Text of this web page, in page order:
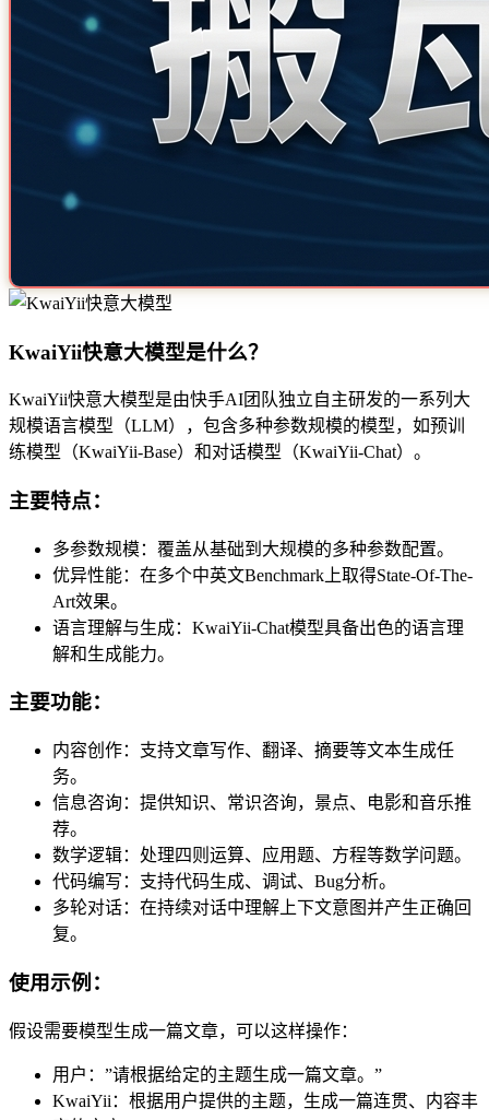
KwaiYii快意大模型是什么？
KwaiYii快意大模型是由快手AI团队独立自主研发的一系列大
规模语言模型（LLM），包含多种参数规模的模型，如预训
练模型（KwaiYii-Base）和对话模型（KwaiYii-Chat）。
主要特点：
多参数规模：覆盖从基础到大规模的多种参数配置。
优异性能：在多个中英文Benchmark上取得State-Of-The-
Art效果。
语言理解与生成：KwaiYii-Chat模型具备出色的语言理
解和生成能力。
主要功能：
内容创作：支持文章写作、翻译、摘要等文本生成任
务。
信息咨询：提供知识、常识咨询，景点、电影和音乐推
荐。
数学逻辑：处理四则运算、应用题、方程等数学问题。
代码编写：支持代码生成、调试、Bug分析。
多轮对话：在持续对话中理解上下文意图并产生正确回
复。
使用示例：
假设需要模型生成一篇文章，可以这样操作：
用户：”请根据给定的主题生成一篇文章。”
KwaiYii：根据用户提供的主题，生成一篇连贯、内容丰